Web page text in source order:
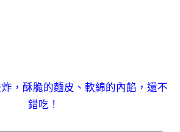
，酥脆的麵皮、軟綿的內餡，還不
錯吃！